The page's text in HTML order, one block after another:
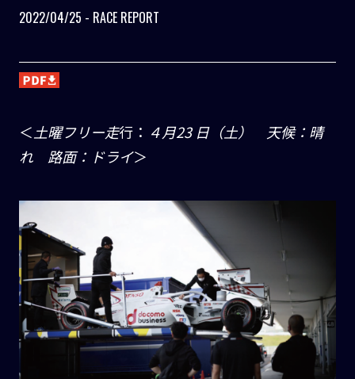
2022/04/25 - RACE REPORT
＜ 土曜フリー走行： ４月23 日（土） 天候：晴
れ 路面：ドライ＞